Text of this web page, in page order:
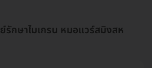
รักษาไมเกรน หมอแวร์สมิงสห